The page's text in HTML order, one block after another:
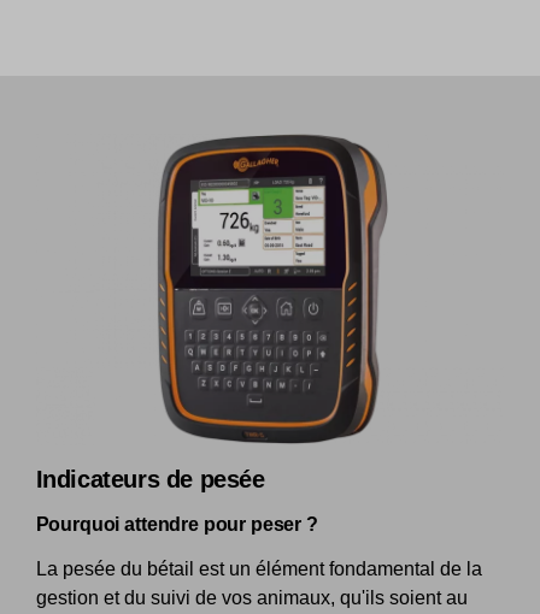
Indicateurs de pesée
Pourquoi attendre pour peser ?
La pesée du bétail est un élément fondamental de la
gestion et du suivi de vos animaux, qu'ils soient au